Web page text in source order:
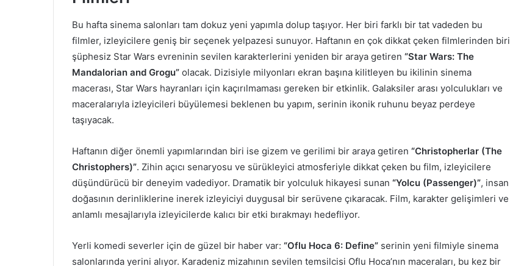
Bu hafta sinema salonları tam dokuz yeni yapımla dolup taşıyor. Her biri farklı bir tat vadeden bu
filmler, izleyicilere geniş bir seçenek yelpazesi sunuyor. Haftanın en çok dikkat çeken filmlerinden biri
şüphesiz Star Wars evreninin sevilen karakterlerini yeniden bir araya getiren “Star Wars: The
Mandalorian and Grogu” olacak. Dizisiyle milyonları ekran başına kilitleyen bu ikilinin sinema
macerası, Star Wars hayranları için kaçırılmaması gereken bir etkinlik. Galaksiler arası yolculukları ve
maceralarıyla izleyicileri büyülemesi beklenen bu yapım, serinin ikonik ruhunu beyaz perdeye
taşıyacak.
Haftanın diğer önemli yapımlarından biri ise gizem ve gerilimi bir araya getiren “Christopherlar (The
Christophers)”. Zihin açıcı senaryosu ve sürükleyici atmosferiyle dikkat çeken bu film, izleyicilere
düşündürücü bir deneyim vadediyor. Dramatik bir yolculuk hikayesi sunan “Yolcu (Passenger)”, insan
doğasının derinliklerine inerek izleyiciyi duygusal bir serüvene çıkaracak. Film, karakter gelişimleri ve
anlamlı mesajlarıyla izleyicilerde kalıcı bir etki bırakmayı hedefliyor.
Yerli komedi severler için de güzel bir haber var: “Oflu Hoca 6: Define” serinin yeni filmiyle sinema
salonlarında yerini alıyor. Karadeniz mizahının sevilen temsilcisi Oflu Hoca’nın maceraları, bu kez bir